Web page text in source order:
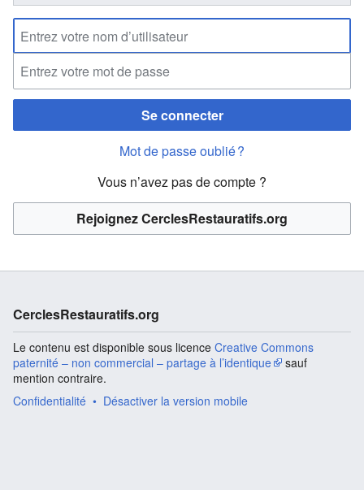
Se connecter
Mot de passe oublié ?
Vous n’avez pas de compte ?
Rejoignez CerclesRestauratifs.org
CerclesRestauratifs.org
Le contenu est disponible sous licence Creative Commons
paternité – non commercial – partage à l’identique
sauf
mention contraire.
Confidentialité
Désactiver la version mobile